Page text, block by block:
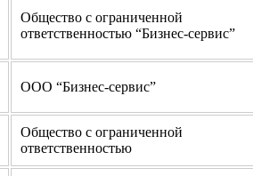
Общество с ограниченной
ответственностью “Бизнес-сервис”
ООО “Бизнес-сервис”
Общество с ограниченной
ответственностью